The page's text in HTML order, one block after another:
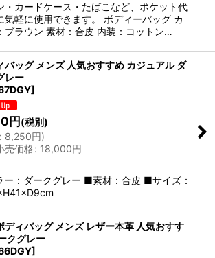
・カードケース・たばこなど、ポケット代
気軽に使用できます。 ボディーバッグ カ
ブラウン 素材：合皮 内装：コットン…
バッグ メンズ 人気おすすめ カジュアル ダ
レー
]
円(税別)
: 8,250円)
売価格: 18,000円
：ダークグレー ■素材：合皮 ■サイズ：
ディバッグ メンズ レザー本革 人気おすす
クグレー
]